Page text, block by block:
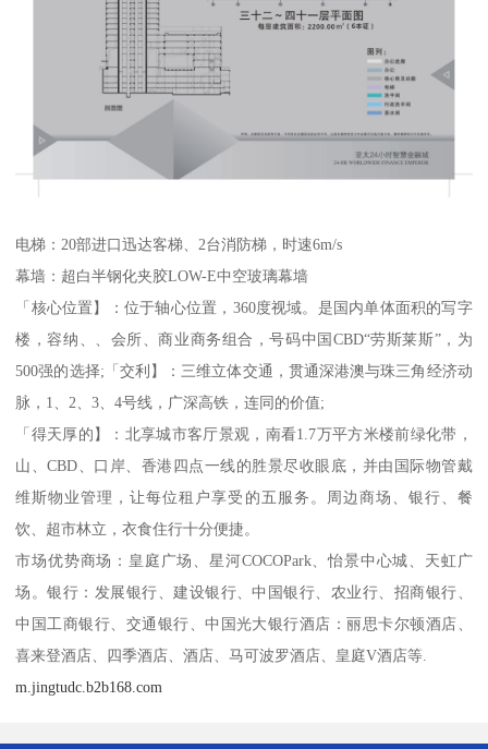
电梯：20部进口迅达客梯、2台消防梯，时速6m/s
幕墙：超白半钢化夹胶LOW-E中空玻璃幕墙
「核心位置】：位于轴心位置，360度视域。是国内单体面积的写字
楼，容纳、、会所、商业商务组合，号码中国CBD“劳斯莱斯”，为
500强的选择;「交利】：三维立体交通，贯通深港澳与珠三角经济动
脉，1、2、3、4号线，广深高铁，连同的价值;
「得天厚的】：北享城市客厅景观，南看1.7万平方米楼前绿化带，
山、CBD、口岸、香港四点一线的胜景尽收眼底，并由国际物管戴
维斯物业管理，让每位租户享受的五服务。周边商场、银行、餐
饮、超市林立，衣食住行十分便捷。
市场优势商场：皇庭广场、星河COCOPark、怡景中心城、天虹广
场。银行：发展银行、建设银行、中国银行、农业行、招商银行、
中国工商银行、交通银行、中国光大银行酒店：丽思卡尔顿酒店、
喜来登酒店、四季酒店、酒店、马可波罗酒店、皇庭V酒店等.
m.jingtudc.b2b168.com